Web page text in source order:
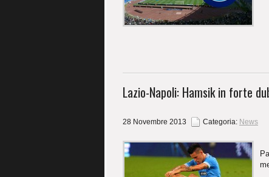
Lazio-Napoli: Hamsik in forte
28 Novembre 2013 Categoria: News